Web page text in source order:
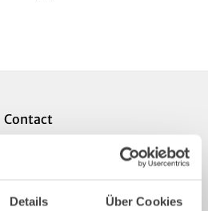
Details Über Cookies
Contact
Bureau